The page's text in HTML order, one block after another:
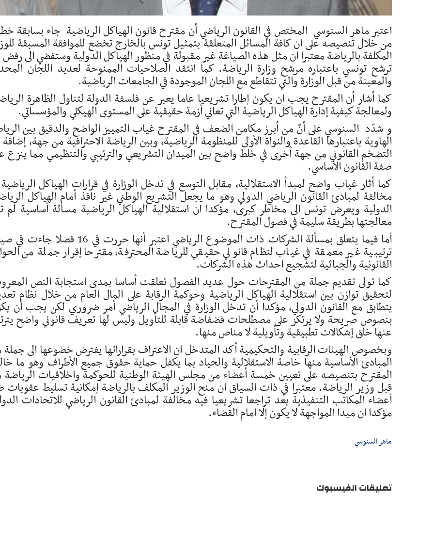
اعتبر ماهر السنوسي المختص في القانون الرياضي أن مقترح قانون الهياكل الرياضية جاء بسابقة
من خلال تنصيصه على ان كافة المسائل المتعلقة بتمثيل تونس بالخارج تخضع للموافقة المسبقة
المكلفة بالرياضة معتبرا ان مثل هذه الصياغة غير مقبولة في منظور الهياكل الدولية وستفضي الى
ترشح تونسي باعتباره مرشح وزارة الرياضة. كما انتقد الصلاحيات الممنوحة لعديد اللجان
والمعينة من قبل الوزارة والتي تتقاطع مع اللجان الموجودة في الجامعات الرياضية.
كما أشار أن المقترح يجب ان يكون إطارا تشريعيا عاما يعبر عن فلسفة الدولة لتناول الظاهرة
ولمعالجة كيفية إدارة الهياكل الرياضية التي تعاني أزمة حقيقية على المستوى الهيكلي والمؤسساتي.
و شدّد السنوسي على أنّ من أبرز مكامن الضعف في المقترح غياب التمييز الواضح والدقيق بين
الهاوية باعتبارها القاعدة والنواة الأولى للمنظومة الرياضية، وبين الرياضة الاحترافية من جهة، إضافة
التضخم القانوني من جهة أخرى في خلط واضح بين الميدان التشريعي والترتيبي والتنظيمي مما ينزع
صفة القانون الأساسي.
كما أثار غياب واضح لمبدأ الاستقلالية، مقابل التوسع في تدخل الوزارة في قرارات الهياكل
مخالفة لمبادئ القانون الرياضي الدولي وهو ما يجعل التشريع الوطني غير نافذ أمام الهياكل
الدولية ويعرض تونس الى مخاطر كبرى، مؤكدا ان استقلالية الهياكل الرياضية مسالة أساسية لم
معالجتها بطريقة سليمة في فصول المقترح.
أما فيما يتعلق بمسألة الشركات ذات الموضوع الرياضي اعتبر أنها حررت في 16
ترتيبية غير معمقة في غياب لنظام قانوني حقيقي للرياضة المحترفة، مقترحا إقرار جملة من
القانونية والجبائية لتشجيع احداث هذه الشركات.
كما تولى تقديم جملة من المقترحات حول عديد الفصول تعلقت أساسا بمدى استجابة النص
لتحقيق توازن بين استقلالية الهياكل الرياضية وحوكمة الرقابة على المال العام من خلال نظام
يتطابق مع القانون الدولي، مؤكدا أن تدخل الوزارة في المجال الرياضي أمر ضروري لكن يجب أن
بنصوص صريحة ولا يرتكز على مصطلحات فضفاضة قابلة للتأويل وليس لها تعريف قانوني واضح
عنها خلق إشكالات تطبيقية وتأويلية لا مناص منها.
وبخصوص الهيئات الرقابية والتحكيمية أكد المتدخل ان الاعتراف بقراراتها يفترض خضوعها الى
المبادئ الأساسية منها خاصة الاستقلالية والحياد بما يكفل حماية حقوق جميع الأطراف وهو ما
المقترح بتنصيصه على تعيين خمسة أعضاء من مجلس الهيئة الوطنية للحوكمة واخلاقيات
قبل وزير الرياضة. معتبرا في ذات السياق ان منح الوزير المكلف بالرياضة إمكانية تسليط
أعضاء المكاتب التنفيذية يعد تراجعا تشريعيا فيه مخالفة لمبادئ القانون الرياضي للاتحادات
مؤكدا ان مبدا المواجهة لا يكون إلا امام القضاء.
ماهر السنوسي
تعليقات الفيسبوك